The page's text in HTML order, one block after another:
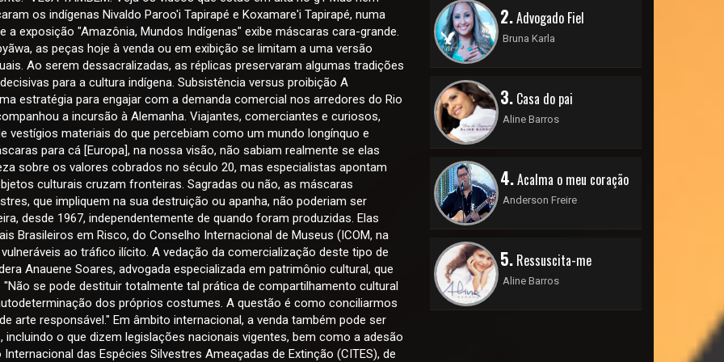
os indígenas Nivaldo Paroo'i Tapirapé e Koxamare'i Tapirapé, numa
a exposição "Amazônia, Mundos Indígenas" exibe máscaras cara-grande.
as peças hoje à venda ou em exibição se limitam a uma versão
Ao serem dessacralizadas, as réplicas preservaram algumas tradições
para a cultura indígena. Subsistência versus proibição A
estratégia para engajar com a demanda comercial nos arredores do Rio
a incursão à Alemanha. Viajantes, comerciantes e curiosos,
vestígios materiais do que percebiam como um mundo longínquo e
para cá [Europa], na nossa visão, não sabiam realmente se elas
sobre os valores cobrados no século 20, mas especialistas apontam
culturais cruzam fronteiras. Sagradas ou não, as máscaras
que impliquem na sua destruição ou apanha, não poderiam ser
desde 1967, independentemente de quando foram produzidas. Elas
Brasileiros em Risco, do Conselho Internacional de Museus (ICOM, na
ao tráfico ilícito. A vedação da comercialização deste tipo de
Anauene Soares, advogada especializada em patrimônio cultural, que
se pode destituir totalmente tal prática de compartilhamento cultural
dos próprios costumes. A questão é como conciliarmos
arte responsável." Em âmbito internacional, a venda também pode ser
o que dizem legislações nacionais vigentes, bem como a adesão
das Espécies Silvestres Ameaçadas de Extinção (CITES), de
2.Advogado Fiel
Bruna Karla
3.Casa do pai
Aline Barros
4.Acalma o meu coração
Anderson Freire
5.Ressuscita-me
Aline Barros